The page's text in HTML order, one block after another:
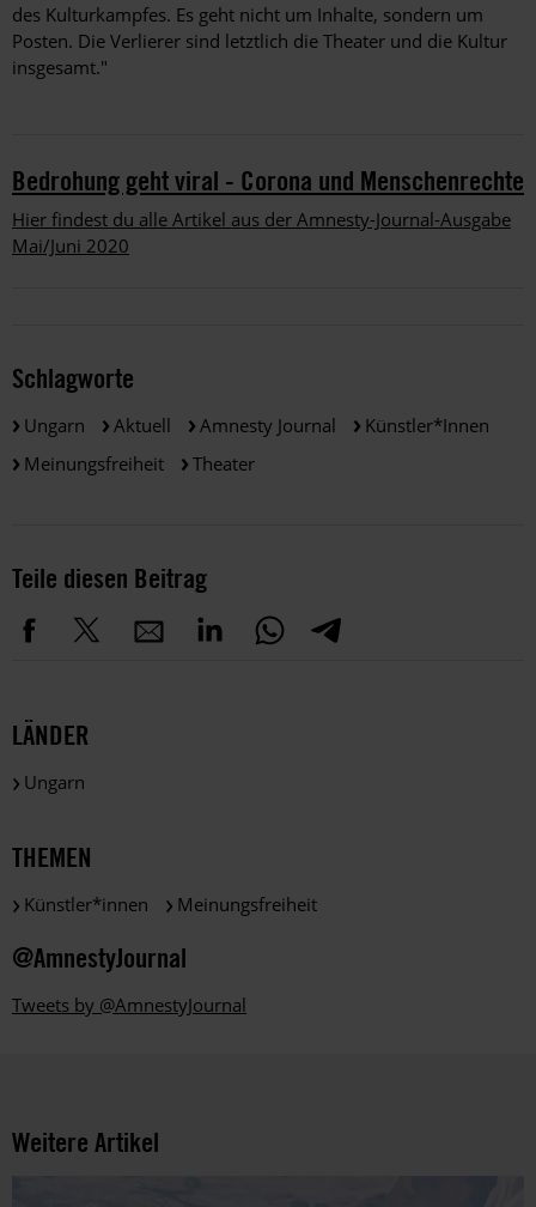
des Kulturkampfes. Es geht nicht um Inhalte, sondern um
Posten. Die Verlierer sind letztlich die Theater und die Kultur
insgesamt."
Bedrohung geht viral - Corona und Menschenrechte
Hier findest du alle Artikel aus der Amnesty-Journal-Ausgabe
Mai/Juni 2020
Schlagworte
Ungarn Aktuell Amnesty Journal
Künstler*innen
Meinungsfreiheit
Theater
Teile diesen Beitrag
LÄNDER
Ungarn
THEMEN
Künstler*innen Meinungsfreiheit
@AmnestyJournal
Tweets by @AmnestyJournal
Weitere Artikel